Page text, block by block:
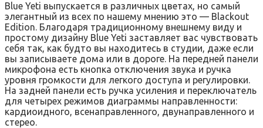
Blue Yeti выпускается в различных цветах, но самый
элегантный из всех по нашему мнению это — Blackout
Edition. Благодаря традиционному внешнему виду и
простому дизайну Blue Yeti заставляет вас чувствовать
себя так, как будто вы находитесь в студии, даже если
вы записываете дома или в дороге. На передней панели
микрофона есть кнопка отключения звука и ручка
уровня громкости для легкого доступа и регулировки.
На задней панели есть ручка усиления и переключатель
для четырех режимов диаграммы направленности:
кардиоидного, всенаправленного, двунаправленного и
стерео.